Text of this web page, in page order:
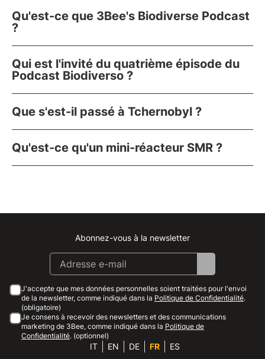
Qu'est-ce que 3Bee's Biodiverse Podcast
?
Qui est l'invité du quatrième épisode du
Podcast Biodiverso ?
Que s'est-il passé à Tchernobyl ?
Qu'est-ce qu'un mini-réacteur SMR ?
Instagram
Facebook
Linkedin
Youtube
Abonnez-vous à la newsletter
J'accepte que mes données personnelles soient traitées pour l'envoi
de la newsletter, comme indiqué dans la Politique de Confidentialité.
(obligatoire)
Je consens à recevoir des newsletters et des communications
marketing de 3Bee, comme indiqué dans la Politique de
Confidentialité. (optionnel)
IT EN DE FR ES